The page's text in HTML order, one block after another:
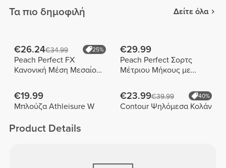
Τα πιο δημοφιλή Δείτε όλα
€26.24€34.99 25%
Peach Perfect FX
Κανονική Μέση Μεσαίου
€29.99
Peach Perfect Σορτς
Μέτριου Μήκους με
€19.99
Μπλούζα Athleisure W
€23.99€39.99 40%
Contour Ψηλόμεσα Κολάν
Product Details